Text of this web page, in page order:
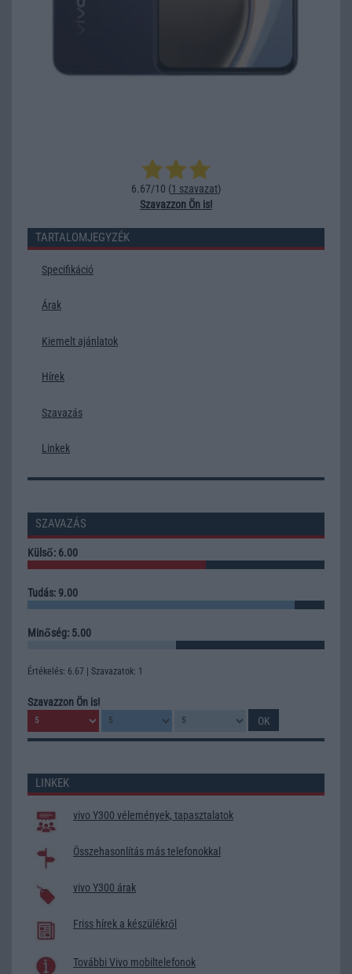
6.67/10 (1 szavazat)
Szavazzon Ön is!
TARTALOMJEGYZÉK
Specifikáció
Árak
Kiemelt ajánlatok
Hírek
Szavazás
Linkek
SZAVAZÁS
Külső: 6.00
Tudás: 9.00
Minőség: 5.00
Értékelés: 6.67 | Szavazatok: 1
Szavazzon Ön is!
LINKEK
vivo Y300 vélemények, tapasztalatok
Összehasonlítás más telefonokkal
vivo Y300 árak
Friss hírek a készülékről
További Vivo mobiltelefonok